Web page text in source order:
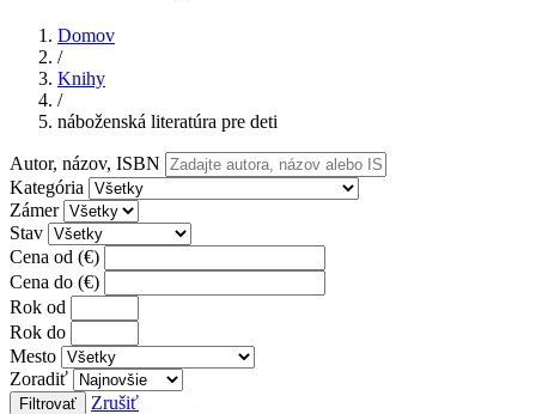
Domov
/
Knihy
/
náboženská literatúra pre deti
Autor, názov, ISBN
Kategória
Zámer
Stav
Cena od (€)
Cena do (€)
Rok od
Rok do
Mesto
Zoradiť
Filtrovať Zrušiť